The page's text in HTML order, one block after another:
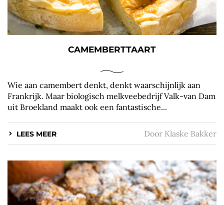
CAMEMBERTTAART
Wie aan camembert denkt, denkt waarschijnlijk aan
Frankrijk. Maar biologisch melkveebedrijf Valk-van Dam
uit Broekland maakt ook een fantastische...
LEES MEER Door Klaske Bakker